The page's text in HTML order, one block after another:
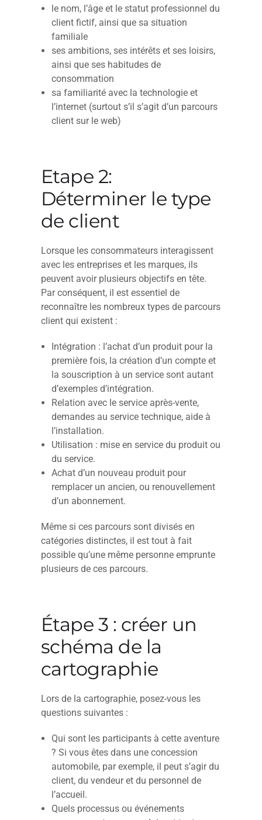
le nom, l’âge et le statut professionnel du
client fictif, ainsi que sa situation
familiale
ses ambitions, ses intérêts et ses loisirs,
ainsi que ses habitudes de
consommation
sa familiarité avec la technologie et
l’internet (surtout s’il s’agit d’un parcours
client sur le web)
Etape 2:
Déterminer le type
de client
Lorsque les consommateurs interagissent
avec les entreprises et les marques, ils
peuvent avoir plusieurs objectifs en tête.
Par conséquent, il est essentiel de
reconnaître les nombreux types de parcours
client qui existent :
Intégration : l’achat d’un produit pour la
première fois, la création d’un compte et
la souscription à un service sont autant
d’exemples d’intégration.
Relation avec le service après-vente,
demandes au service technique, aide à
l’installation.
Utilisation : mise en service du produit ou
du service.
Achat d’un nouveau produit pour
remplacer un ancien, ou renouvellement
d’un abonnement.
Même si ces parcours sont divisés en
catégories distinctes, il est tout à fait
possible qu’une même personne emprunte
plusieurs de ces parcours.
Étape 3 : créer un
schéma de la
cartographie
Lors de la cartographie, posez-vous les
questions suivantes :
Qui sont les participants à cette aventure
? Si vous êtes dans une concession
automobile, par exemple, il peut s’agir du
client, du vendeur et du personnel de
l’accueil.
Quels processus ou événements